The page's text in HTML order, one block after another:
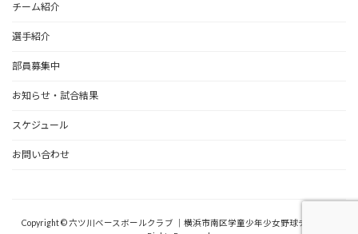
チーム紹介
選手紹介
部員募集中
お知らせ・試合結果
スケジュール
お問い合わせ
Copyright © 六ツ川ベースボールクラブ ｜横浜市南区学童少年少女野球チーム All